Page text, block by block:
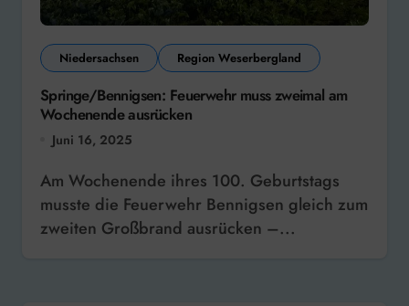
Niedersachsen Region Weserbergland
Springe/Bennigsen: Feuerwehr muss zweimal am
Wochenende ausrücken
Juni 16, 2025
Am Wochenende ihres 100. Geburtstags
musste die Feuerwehr Bennigsen gleich zum
zweiten Großbrand ausrücken –...